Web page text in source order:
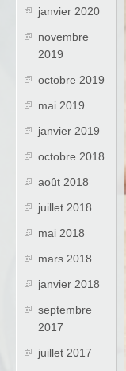
janvier 2020
novembre
2019
octobre 2019
mai 2019
janvier 2019
octobre 2018
août 2018
juillet 2018
mai 2018
mars 2018
janvier 2018
septembre
2017
juillet 2017